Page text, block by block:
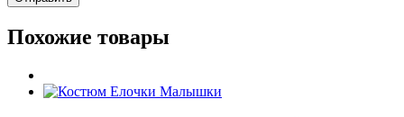
Похожие товары